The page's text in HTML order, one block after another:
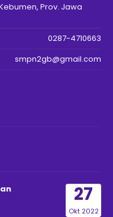
Prov. Jawa
0287-4710663
smpn2gb@gmail.com
27
Okt 2022